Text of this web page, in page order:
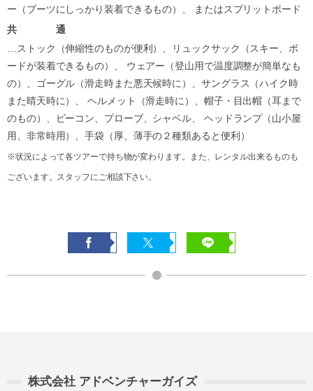
ー（ブーツにしっかり装着できるもの）、 またはスプリットボード
共 通
…ストック（伸縮性のものが便利）、リュックサック（スキー、ボ
ードが装着できるもの）、 ウェアー（登山用で温度調整が簡単なも
の）、ゴーグル（滑走時また悪天候時に）、サングラス（ハイク時
また晴天時に）、 ヘルメット（滑走時に）、帽子・目出帽（耳まで
のもの）、ビーコン、プローブ、シャベル、 ヘッドランプ（山小屋
用、非常時用）、手袋（厚、薄手の２種類あると便利）
※状況によって各ツアーで持ち物が変わります。また、レンタル出来るものも
ございます。スタッフにご相談下さい。
株式会社 アドベンチャーガイズ